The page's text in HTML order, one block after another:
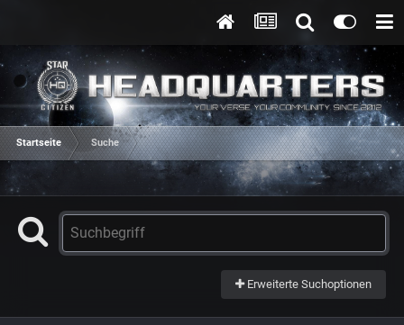
Startseite Suche
Erweiterte Suchoptionen